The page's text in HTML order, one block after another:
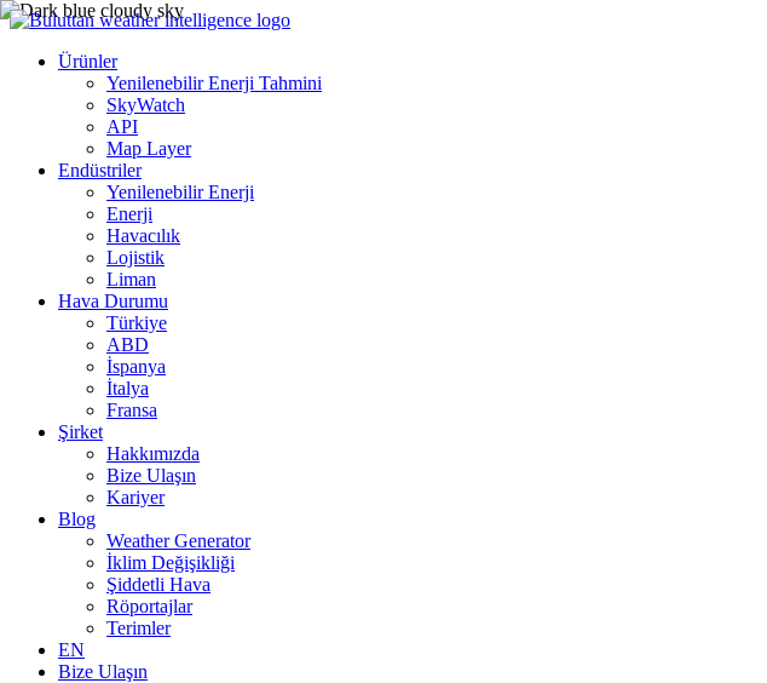
Ürünler
Yenilenebilir Enerji Tahmini
SkyWatch
API
Map Layer
Endüstriler
Yenilenebilir Enerji
Enerji
Havacılık
Lojistik
Liman
Hava Durumu
Türkiye
ABD
İspanya
İtalya
Fransa
Şirket
Hakkımızda
Bize Ulaşın
Kariyer
Blog
Weather Generator
İklim Değişikliği
Şiddetli Hava
Röportajlar
Terimler
EN
Bize Ulaşın